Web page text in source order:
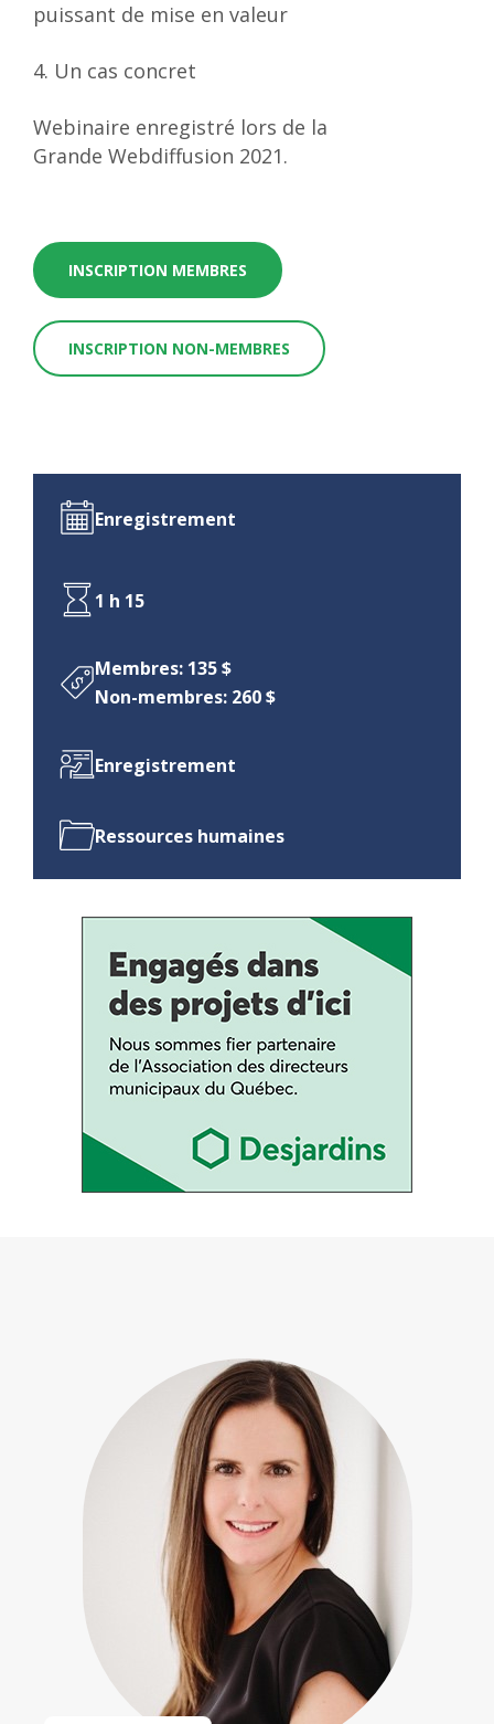
puissant de mise en valeur
4. Un cas concret
Webinaire enregistré lors de la
Grande Webdiffusion 2021.
INSCRIPTION MEMBRES
INSCRIPTION NON-MEMBRES
Enregistrement
1 h 15
Membres: 135 $
Non-membres: 260 $
Enregistrement
Ressources humaines